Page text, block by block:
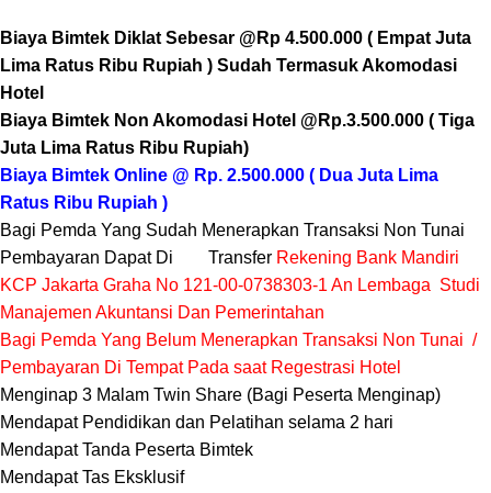
Biaya Bimtek Diklat Sebesar @Rp 4.500.000 ( Empat Juta
Lima Ratus Ribu Rupiah ) Sudah Termasuk Akomodasi
Hotel
Biaya Bimtek Non Akomodasi Hotel @Rp.3.500.000 ( Tiga
Juta Lima Ratus Ribu Rupiah)
Biaya Bimtek Online @ Rp. 2.500.000 ( Dua Juta Lima
Ratus Ribu Rupiah )
Bagi Pemda Yang Sudah Menerapkan Transaksi Non Tunai
Pembayaran Dapat Di Transfer Rekening Bank Mandiri
KCP Jakarta Graha No 121-00-0738303-1 An Lembaga Studi
Manajemen Akuntansi Dan Pemerintahan
Bagi Pemda Yang Belum Menerapkan Transaksi Non Tunai /
Pembayaran Di Tempat Pada saat Regestrasi Hotel
Menginap 3 Malam Twin Share (Bagi Peserta Menginap)
Mendapat Pendidikan dan Pelatihan selama 2 hari
Mendapat Tanda Peserta Bimtek
Mendapat Tas Eksklusif